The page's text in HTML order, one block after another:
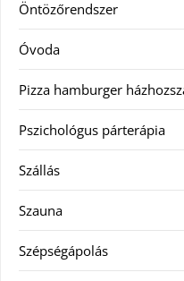
Öntözőrendszer
Óvoda
Pizza hamburger
Pszichológus párterápia
Szállás
Szauna
Szépségápolás